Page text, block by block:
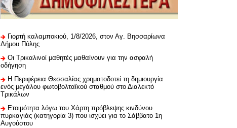
Γιορτή καλαμποκιού, 1/8/2026, στον Αγ. Βησσαρίωνα
Δήμου Πύλης
Οι Τρικαλινοί μαθητές μαθαίνουν για την ασφαλή
οδήγηση
H Περιφέρεια Θεσσαλίας χρηματοδοτεί τη δημιουργία
ενός μεγάλου φωτοβολταϊκού σταθμού στο Διαλεκτό
Τρικάλων
Ετοιμότητα λόγω του Χάρτη πρόβλεψης κινδύνου
πυρκαγιάς (κατηγορία 3) που ισχύει για το Σάββατο 1η
Αυγούστου